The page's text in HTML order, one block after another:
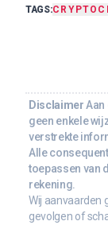
TAGS:CRYPTO
Disclaimer
geen enkele
verstrekte
Alle
toepassen van
rekening.
Wij aanvaarden
gevolgen of